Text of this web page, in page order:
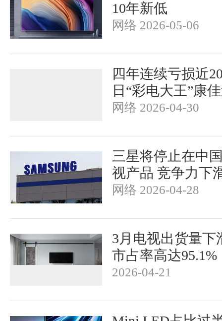
10年新低
网络 2026-05-06
四年连续亏损近
日“彩电大王”康
网络 2026-04-30
三星将停止在中
视产品 竞争力下
网络 2026-04-28
3月电视出货量下
市占率高达95.1%
2026-04-21